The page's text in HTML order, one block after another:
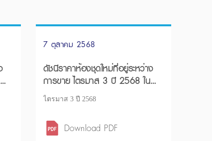
7 ตุลาคม 2568
ดัชนีราคาห้องชุดใหม่ที่อยู่ระหว่าง
การขาย ไตรมาส 3 ปี 2568 ใน
กรุงเทพฯ – ปริมณฑล
ไตรมาส 3 ปี 2568
Download PDF